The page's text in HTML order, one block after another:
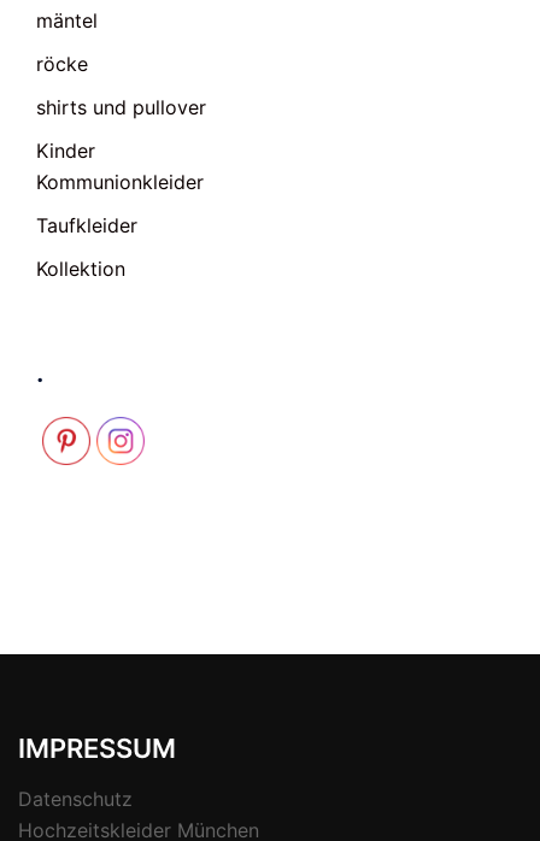
mäntel
röcke
shirts und pullover
Kinder
Kommunionkleider
Taufkleider
Kollektion
.
IMPRESSUM
Datenschutz
Hochzeitskleider München